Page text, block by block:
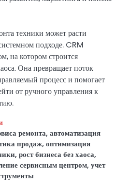
техники может расти
подходе. CRM
на котором строится
Она превращает поток
процесс и помогает
от ручного управления к
ремонта, автоматизация
продаж, оптимизация
, рост бизнеса без хаоса,
сервисным центром, учет